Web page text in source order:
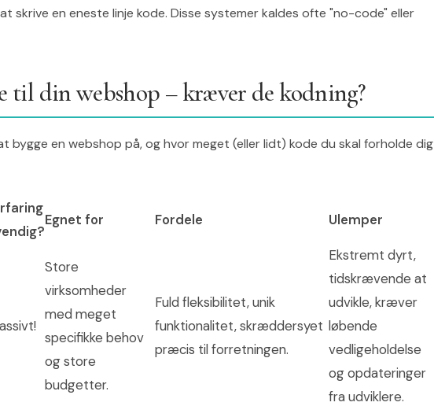
skrive en eneste linje kode. Disse systemer kaldes ofte "no-code" eller
til din webshop – kræver de kodning?
bygge en webshop på, og hvor meget (eller lidt) kode du skal forholde dig
Egnet for Fordele Ulemper
Store
virksomheder
med meget
specifikke behov
og store
budgetter.
Fuld fleksibilitet, unik
funktionalitet, skræddersyet
præcis til forretningen.
Ekstremt dyrt,
tidskrævende at
udvikle, kræver
løbende
vedligeholdelse
og opdateringer
fra udviklere.